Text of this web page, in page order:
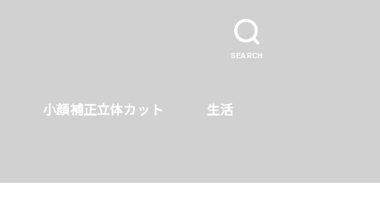
SEARCH
小顔補正立体カット 生活